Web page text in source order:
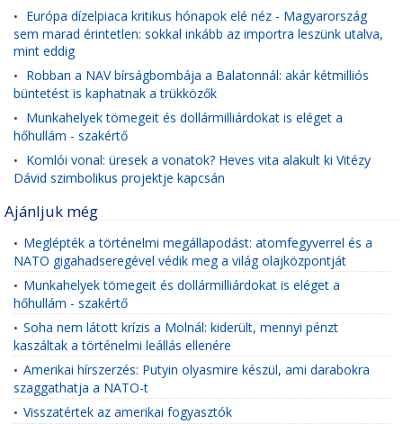
• Európa dízelpiaca kritikus hónapok elé néz - Magyarország
sem marad érintetlen: sokkal inkább az importra leszünk utalva,
mint eddig
• Robban a NAV bírságbombája a Balatonnál: akár kétmilliós
büntetést is kaphatnak a trükközők
• Munkahelyek tömegeit és dollármilliárdokat is eléget a
hőhullám - szakértő
• Komlói vonal: üresek a vonatok? Heves vita alakult ki Vitézy
Dávid szimbolikus projektje kapcsán
Ajánljuk még
• Meglépték a történelmi megállapodást: atomfegyverrel és a
NATO gigahadseregével védik meg a világ olajközpontját
• Munkahelyek tömegeit és dollármilliárdokat is eléget a
hőhullám - szakértő
• Soha nem látott krízis a Molnál: kiderült, mennyi pénzt
kaszáltak a történelmi leállás ellenére
• Amerikai hírszerzés: Putyin olyasmire készül, ami darabokra
szaggathatja a NATO-t
• Visszatértek az amerikai fogyasztók